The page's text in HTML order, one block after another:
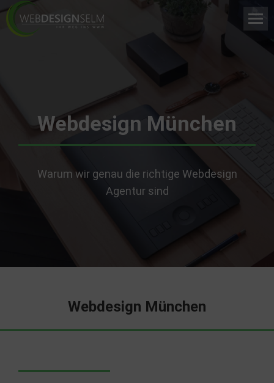
Webdesign München
Warum wir genau die richtige Webdesign
Agentur sind
Webdesign München